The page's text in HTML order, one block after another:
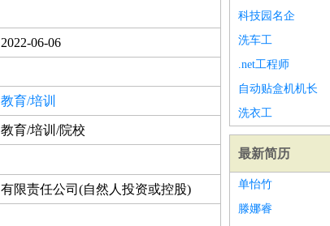
2022-06-06
教育/培训
教育/培训/院校
有限责任公司(自然人投资或控股)
科技园名企
洗车工
.net工程师
自动贴盒机机长
洗衣工
最新简历
单怡竹
滕娜睿